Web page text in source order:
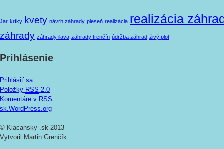
Jar kríky kvety návrh záhrady pleseň realizácia realizácia
záhrady záhrady ilava záhrady trenčín údržba záhrad živý plot
Prihlásenie
Prihlásiť sa
Položky RSS 2.0
Komentáre v RSS
sk.WordPress.org
© Klacansky .sk 2013
Vytvoril Martin Grenčík.